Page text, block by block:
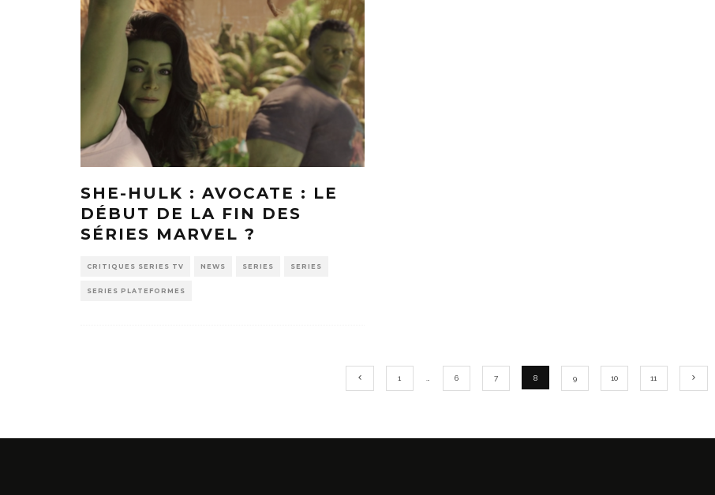
SHE-HULK : AVOCATE : LE
DÉBUT DE LA FIN DES
SÉRIES MARVEL ?
CRITIQUES SERIES TV NEWS SERIES SERIES
SERIES PLATEFORMES
1 6 7 8 9 10 11